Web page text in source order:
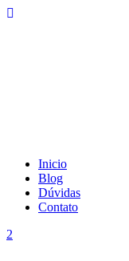
Inicio
Blog
Dúvidas
Contato